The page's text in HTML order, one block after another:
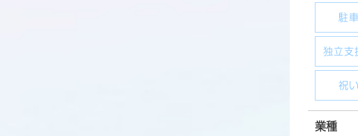
駐
独立支
祝
業種